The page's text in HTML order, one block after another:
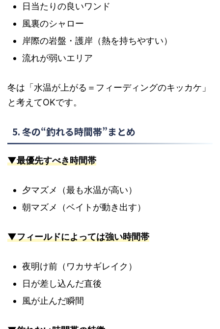
日当たりの良いワンド
風裏のシャロー
岸際の岩盤・護岸（熱を持ちやすい）
流れが弱いエリア
冬は「水温が上がる＝フィーディングのキッカケ」
と考えてOKです。
5. 冬の“釣れる時間帯”まとめ
▼最優先すべき時間帯
夕マズメ（最も水温が高い）
朝マズメ（ベイトが動き出す）
▼フィールドによっては強い時間帯
夜明け前（ワカサギレイク）
日が差し込んだ直後
風が止んだ瞬間